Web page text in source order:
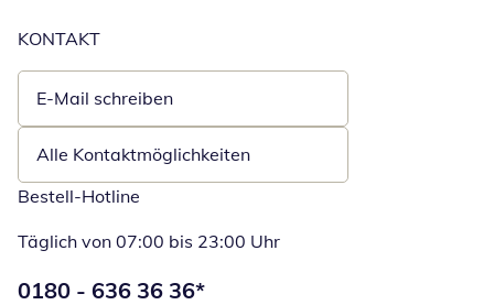
KONTAKT
E-Mail schreiben
Öffnet E-Mail-Client
Alle Kontaktmöglichkeiten
Bestell-Hotline
Täglich von 07:00 bis 23:00 Uhr
Telefonnummer:
0180 - 636 36 36*